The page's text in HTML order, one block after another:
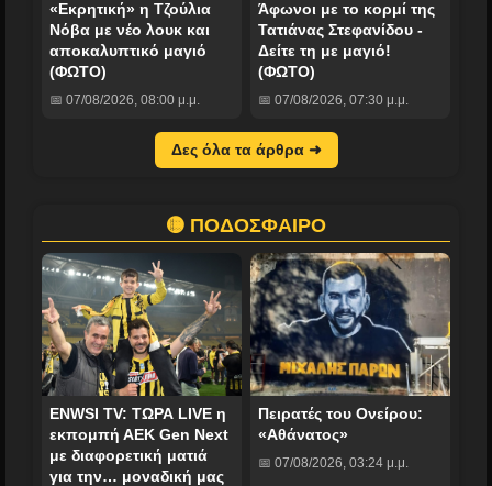
«Εκρητική» η Τζούλια
Νόβα με νέο λουκ και
αποκαλυπτικό μαγιό
(ΦΩΤΟ)
📅 07/08/2026, 08:00 μ.μ.
Άφωνοι με το κορμί της
Τατιάνας Στεφανίδου -
Δείτε τη με μαγιό!
(ΦΩΤΟ)
📅 07/08/2026, 07:30 μ.μ.
Δες όλα τα άρθρα ➜
🟡 ΠΟΔΟΣΦΑΙΡΟ
ENWSI TV: ΤΩΡΑ LIVE η
εκπομπή ΑΕΚ Gen Next
με διαφορετική ματιά
για την… μοναδική μας
Πειρατές του Ονείρου:
«Αθάνατος»
📅 07/08/2026, 03:24 μ.μ.